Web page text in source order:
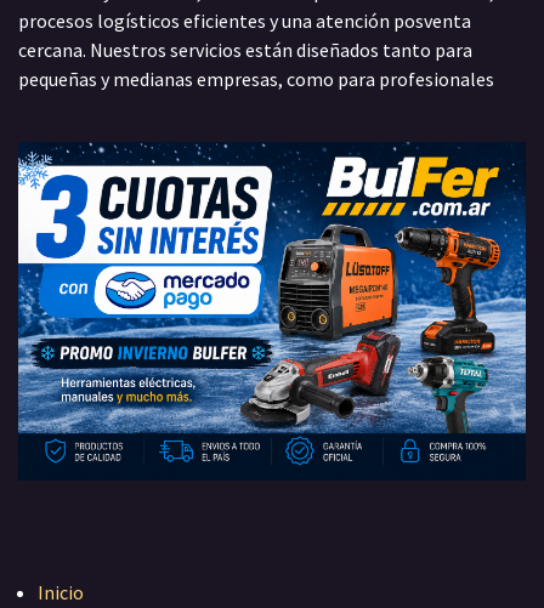
procesos logísticos eficientes y una atención posventa
cercana. Nuestros servicios están diseñados tanto para
pequeñas y medianas empresas, como para profesionales
Inicio